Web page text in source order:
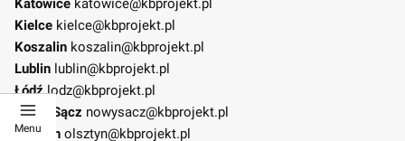
Katowice katowice@kbprojekt.pl
Kielce kielce@kbprojekt.pl
Koszalin koszalin@kbprojekt.pl
Lublin lublin@kbprojekt.pl
Łódź lodz@kbprojekt.pl
Nowy Sącz nowysacz@kbprojekt.pl
Olsztyn olsztyn@kbprojekt.pl
Menu